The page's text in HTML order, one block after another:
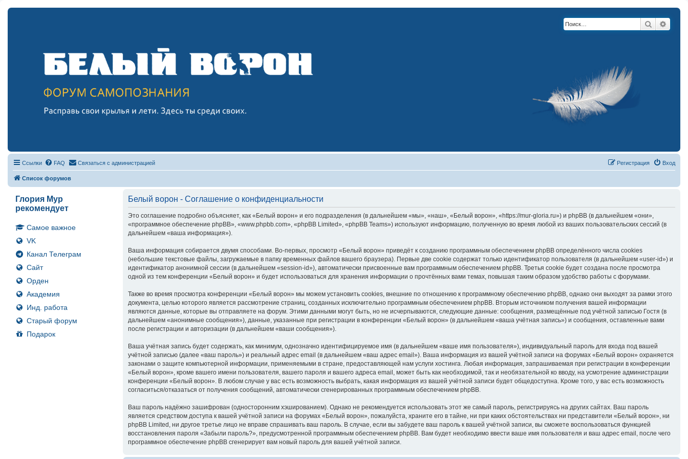
Поиск
Ссылки FAQ Связаться с администрацией Вход
Регистрация
Список форумов
Глория Мур
рекомендует
Самое важное
VK
Канал Телеграм
Сайт
Орден
Академия
Инд. работа
Старый форум
Подарок
Белый ворон - Соглашение о конфиденциальности
Это соглашение подробно объясняет, как «Белый ворон» и его подразделения (в дальнейшем «мы», «наш», «Белый ворон», «https://mur-gloria.ru») и phpBB (в дальнейшем «они»,
«программное обеспечение phpBB», «www.phpbb.com», «phpBB Limited», «phpBB Teams») используют информацию, полученную во время любой из ваших пользовательских сессий (в
дальнейшем «ваша информация»).
Ваша информация собирается двумя способами. Во-первых, просмотр «Белый ворон» приведёт к созданию программным обеспечением phpBB определённого числа cookies
(небольшие текстовые файлы, загружаемые в папку временных файлов вашего браузера). Первые две cookie содержат только идентификатор пользователя (в дальнейшем «user-id») и
идентификатор анонимной сессии (в дальнейшем «session-id»), автоматически присвоенные вам программным обеспечением phpBB. Третья cookie будет создана после просмотра
одной из тем конференции «Белый ворон» и будет использоваться для хранения информации о прочтённых вами темах, повышая таким образом удобство работы с форумами.
Также во время просмотра конференции «Белый ворон» мы можем установить cookies, внешние по отношению к программному обеспечению phpBB, однако они выходят за рамки этого
документа, целью которого является рассмотрение страниц, созданных исключительно программным обеспечением phpBB. Вторым источником получения вашей информации
являются данные, которые вы отправляете на форум. Этими данными могут быть, но не исчерпываются, следующие данные: сообщения, размещённые под учётной записью Гостя (в
дальнейшем «анонимные сообщения»), данные, указанные при регистрации в конференции «Белый ворон» (в дальнейшем «ваша учётная запись») и сообщения, оставленные вами
после регистрации и авторизации (в дальнейшем «ваши сообщения»).
Ваша учётная запись будет содержать, как минимум, однозначно идентифицируемое имя (в дальнейшем «ваше имя пользователя»), индивидуальный пароль для входа под вашей
учётной записью (далее «ваш пароль») и реальный адрес email (в дальнейшем «ваш адрес email»). Ваша информация из вашей учётной записи на форумах «Белый ворон» охраняется
законами о защите компьютерной информации, применяемыми в стране, предоставляющей нам услуги хостинга. Любая информация, запрашиваемая при регистрации в конференции
«Белый ворон», кроме вашего имени пользователя, вашего пароля и вашего адреса email, может быть как необходимой, так и необязательной ко вводу, на усмотрение администрации
конференции «Белый ворон». В любом случае у вас есть возможность выбрать, какая информация из вашей учётной записи будет общедоступна. Кроме того, у вас есть возможность
согласиться/отказаться от получения сообщений, автоматически сгенерированных программным обеспечением phpBB.
Ваш пароль надёжно зашифрован (односторонним хэшированием). Однако не рекомендуется использовать этот же самый пароль, регистрируясь на других сайтах. Ваш пароль
является средством доступа к вашей учётной записи на форумах «Белый ворон», пожалуйста, храните его в тайне, ни при каких обстоятельствах ни представители «Белый ворон», ни
phpBB Limited, ни другое третье лицо не вправе спрашивать ваш пароль. В случае, если вы забудете ваш пароль к вашей учётной записи, вы сможете воспользоваться функцией
восстановления пароля «Забыли пароль?», предусмотренной программным обеспечением phpBB. Вам будет необходимо ввести ваше имя пользователя и ваш адрес email, после чего
программное обеспечение phpBB сгенерирует вам новый пароль для вашей учётной записи.